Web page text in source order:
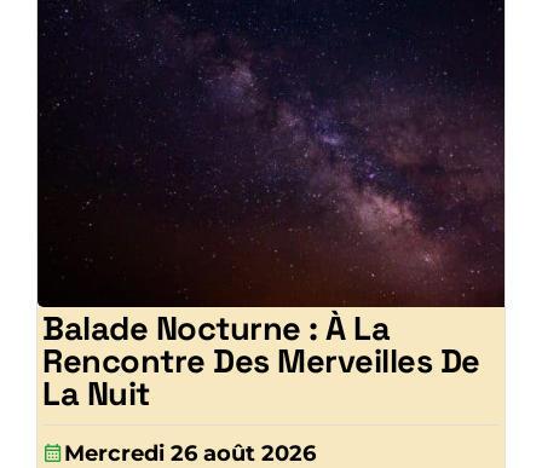
Balade Nocturne : À La
Rencontre Des Merveilles De
La Nuit
Mercredi 26 août 2026